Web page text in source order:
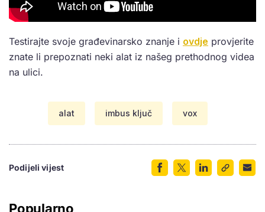
Testirajte svoje građevinarsko znanje i ovdje provjerite
znate li prepoznati neki alat iz našeg prethodnog videa
na ulici.
alat imbus ključ vox
Podijeli vijest
Popularno